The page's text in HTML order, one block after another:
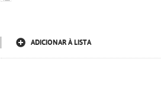
ADICIONAR À LISTA